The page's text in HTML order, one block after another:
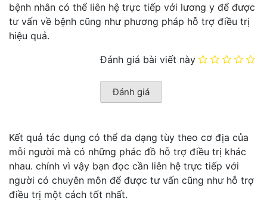
bệnh nhân có thể liên hệ trực tiếp với lương y để được
tư vấn về bệnh cũng như phương pháp hỗ trợ điều trị
hiệu quả.
Đánh giá bài viết này
Kết quả tác dụng có thể da dạng tùy theo cơ địa của
mỗi người mà có những phác đồ hỗ trợ điều trị khác
nhau. chính vì vậy bạn đọc cần liên hệ trực tiếp với
người có chuyên môn để được tư vấn cũng như hỗ trợ
điều trị một cách tốt nhất.